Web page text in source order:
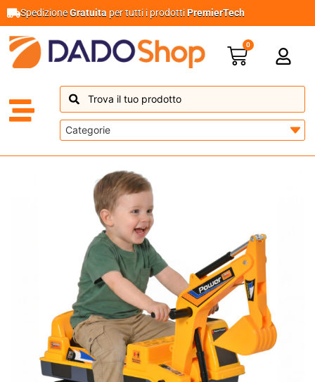
SpedizioneGratuita per tutti i prodottiPremierTech
0